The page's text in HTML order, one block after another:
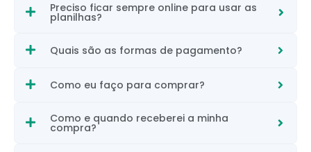
Preciso ficar sempre online para usar as
planilhas?
Quais são as formas de pagamento?
Como eu faço para comprar?
Como e quando receberei a minha
compra?